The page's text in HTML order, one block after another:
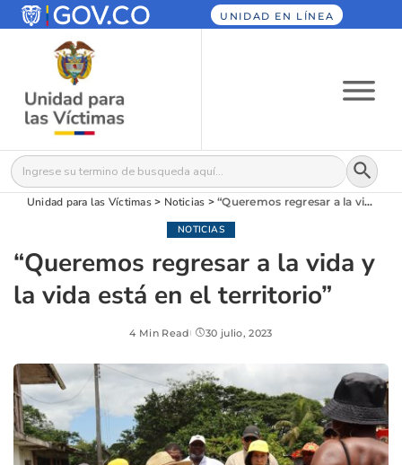
UNIDAD EN LÍNEA
Buscar: Botón
Unidad para las Víctimas> Noticias >“Queremos regresar a la vida y la vida está en el territorio”
NOTICIAS
“Queremos regresar a la vida y
la vida está en el territorio”
4 Min Read 30 julio, 2023